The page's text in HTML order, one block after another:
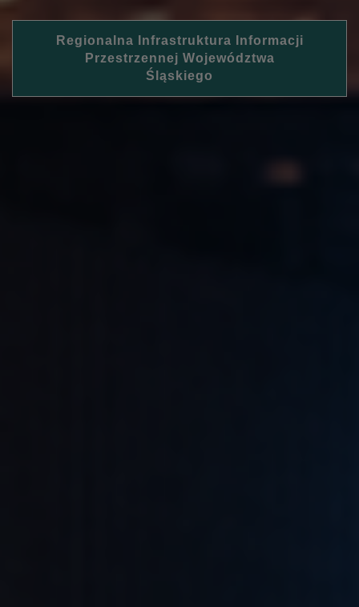
Regionalna Infrastruktura Informacji
Przestrzennej Województwa
Śląskiego